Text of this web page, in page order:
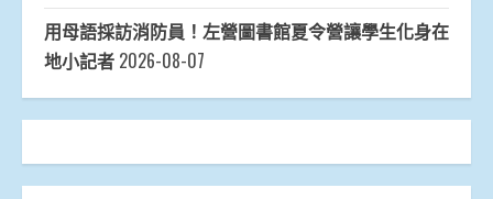
用母語採訪消防員！左營圖書館夏令營讓學生化身在
地小記者 2026-08-07